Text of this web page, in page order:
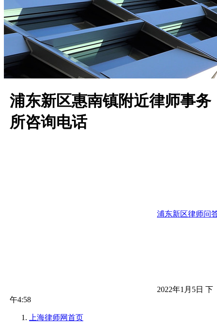
浦东新区惠南镇附近律师事务
所咨询电话
浦东新区律师问
2022年1月5日 下
午4:58
上海律师网首页